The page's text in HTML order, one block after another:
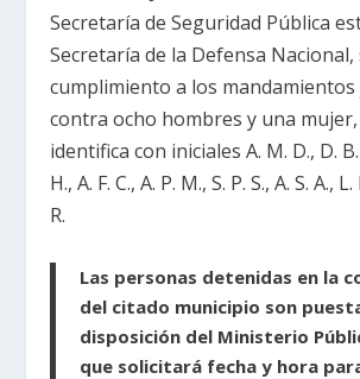
Secretaría de Seguridad Pública
Secretaría de la Defensa Nacional,
cumplimiento a los mandamientos
contra ocho hombres y una
identifica con iniciales A. M. D., D. B.
H., A. F. C., A. P. M., S. P. S., A. S. A.,
R.
Las personas detenidas en la
del citado municipio son
disposición del Ministerio
que solicitará fecha y hora